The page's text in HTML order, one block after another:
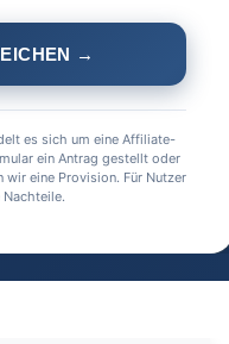
→
es sich um eine Affiliate-
ein Antrag gestellt oder
eine Provision. Für Nutzer